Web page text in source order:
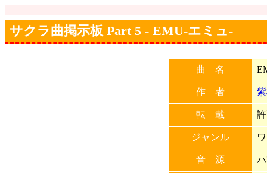
サクラ曲掲示板 Part 5 - EMU-エミュ-
曲 名
作 者
転 載
ジャンル
音 源